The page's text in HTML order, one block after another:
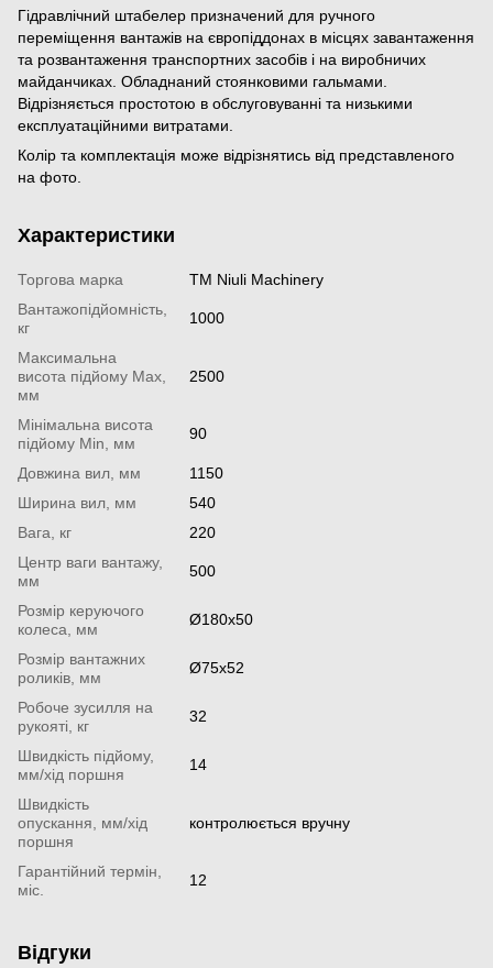
Гідравлічний штабелер призначений для ручного
переміщення вантажів на європіддонах в місцях завантаження
та розвантаження транспортних засобів і на виробничих
майданчиках. Обладнаний стоянковими гальмами.
Відрізняється простотою в обслуговуванні та низькими
експлуатаційними витратами.
Колір та комплектація може відрізнятись від представленого
на фото.
Характеристики
Торгова марка
TM Niuli Machinery
Вантажопідйомність,
кг
1000
Максимальна
висота підйому Мах,
мм
2500
Мінімальна висота
підйому Міn, мм
90
Довжина вил, мм
1150
Ширина вил, мм
540
Вага, кг
220
Центр ваги вантажу,
мм
500
Розмір керуючого
колеса, мм
Ø180х50
Розмір вантажних
роликів, мм
Ø75x52
Робоче зусилля на
рукояті, кг
32
Швидкість підйому,
мм/хід поршня
14
Швидкість
опускання, мм/хід
поршня
контролюється вручну
Гарантійний термін,
міс.
12
Відгуки